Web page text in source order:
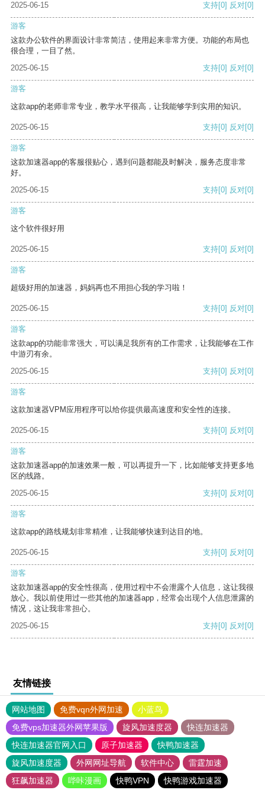
2025-06-15 支持[0] 反对[0]
游客
这款办公软件的界面设计非常简洁，使用起来非常方便。功能的布局也
很合理，一目了然。
2025-06-15
支持[0] 反对[0]
游客
这款app的老师非常专业，教学水平很高，让我能够学到实用的知识。
2025-06-15 支持[0] 反对[0]
游客
这款加速器app的客服很贴心，遇到问题都能及时解决，服务态度非常
好。
2025-06-15
支持[0] 反对[0]
游客
这个软件很好用
2025-06-15 支持[0] 反对[0]
游客
超级好用的加速器，妈妈再也不用担心我的学习啦！
2025-06-15 支持[0] 反对[0]
游客
这款app的功能非常强大，可以满足我所有的工作需求，让我能够在工作
中游刃有余。
2025-06-15
支持[0] 反对[0]
游客
这款加速器VPM应用程序可以给你提供最高速度和安全性的连接。
2025-06-15 支持[0] 反对[0]
游客
这款加速器app的加速效果一般，可以再提升一下，比如能够支持更多地
区的线路。
2025-06-15
支持[0] 反对[0]
游客
这款app的路线规划非常精准，让我能够快速到达目的地。
2025-06-15 支持[0] 反对[0]
游客
这款加速器app的安全性很高，使用过程中不会泄露个人信息，这让我很
放心。我以前使用过一些其他的加速器app，经常会出现个人信息泄露的
情况，这让我非常担心。
2025-06-15
支持[0] 反对[0]
友情链接
网站地图 免费vqn外网加速
小蓝鸟
免费vps加速器外网苹果版
旋风加速度器
快连加速器
快连加速器官网入口
原子加速器
快鸭加速器
旋风加速度器
外网网址导航 软件中心
雷霆加速
狂飙加速器
哔咔漫画 快鸭VPN 快鸭游戏加速器